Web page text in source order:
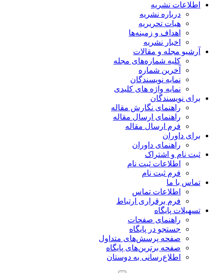
اطلاعات نشریه
درباره نشریه
هیات تحریریه
اهداف و زمینه‌ها
اخبار نشریه
آرشیو مجله و مقالات
کلیه شماره‌های مجله
آخرین شماره
نمایه نویسندگان
نمایه واژه های کلیدی
برای نویسندگان
راهنمای نگارش مقاله
راهنمای ارسال مقاله
فرم ارسال مقاله
برای داوران
راهنمای داوران
ثبت نام و اشتراک
اطلاعات ثبت نام
فرم ثبت نام
تماس با ما
اطلاعات تماس
فرم برقراری ارتباط
تسهیلات پایگاه
راهنمای صفحات
جستجو در پایگاه
صفحه پرسش‌های متداول
صفحه برترین‌های پایگاه
اطلاع‌رسانی به دوستان